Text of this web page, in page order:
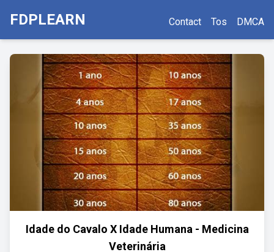
FDPLEARN Contact Tos DMCA
Idade do Cavalo X Idade Humana - Medicina
Veterinária